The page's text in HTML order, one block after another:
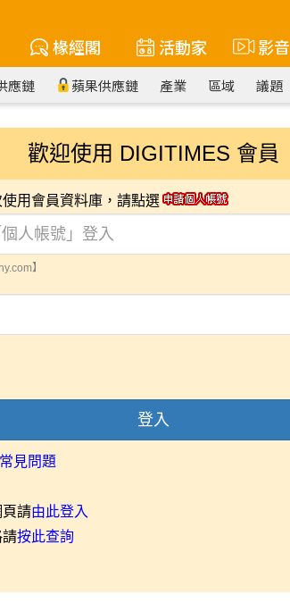
椽經閣 活動家 影音
應鏈 蘋果供應鏈 產業 區域 議題
歡迎使用 DIGITIMES 會員
用會員資料庫，請點選
】
登入
常見問題
請由此登入
按此查詢